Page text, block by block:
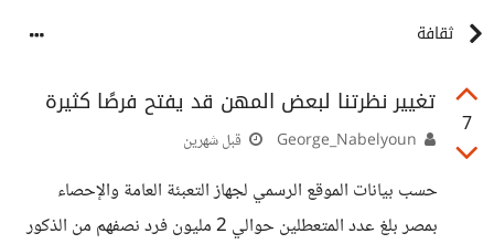
ثقافة
7
تغيير نظرتنا لبعض المهن قد يفتح فرصًا كثيرة
قبل شهرين
حسب بيانات الموقع الرسمي لجهاز التعبئة العامة والإحصاء
بمصر بلغ عدد المتعطلين حوالي 2 مليون فرد نصفهم من الذكور